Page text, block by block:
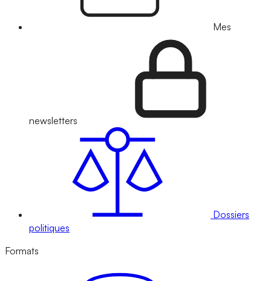
Mes
newsletters
Dossiers
politiques
Formats